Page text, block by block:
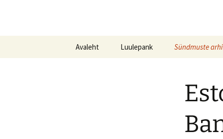
Avaleht Luulepank
Luulepank kogub Ukraina
Sündmuste
Etendused
Installatsioonid